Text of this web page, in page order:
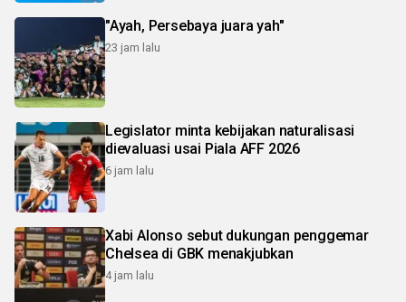
"Ayah, Persebaya juara yah"
23 jam lalu
Legislator minta kebijakan naturalisasi
dievaluasi usai Piala AFF 2026
6 jam lalu
Xabi Alonso sebut dukungan penggemar
Chelsea di GBK menakjubkan
4 jam lalu